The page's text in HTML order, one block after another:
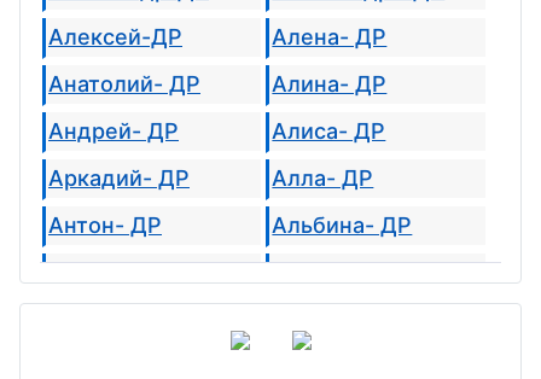
Алексей-ДР
Анатолий- ДР
Андрей- ДР
Аркадий- ДР
Антон- ДР
Алена- ДР
Алина- ДР
Алиса- ДР
Алла- ДР
Альбина- ДР